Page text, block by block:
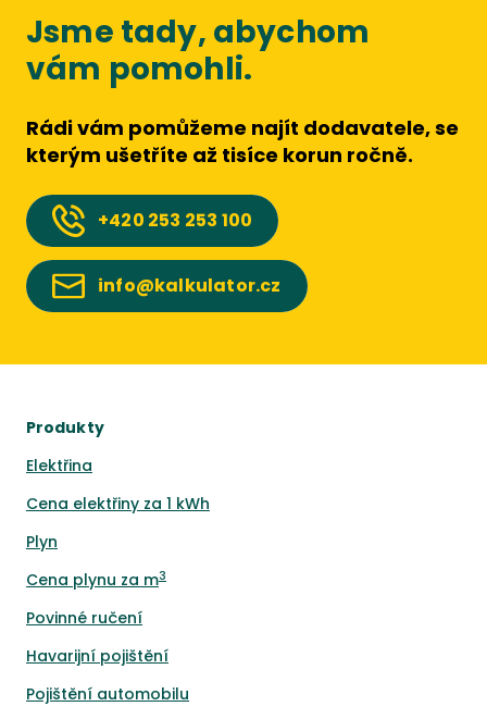
Jsme tady, abychom
vám pomohli.
Rádi vám pomůžeme najít dodavatele, se
kterým ušetříte až tisíce korun ročně.
+420 253 253 100
info@kalkulator.cz
Produkty
Elektřina
Cena elektřiny za 1 kWh
Plyn
Cena plynu za m3
Povinné ručení
Havarijní pojištění
Pojištění automobilu